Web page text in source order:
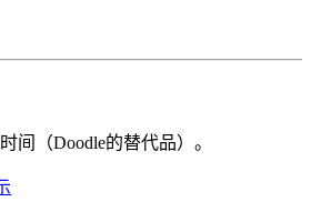
间（Doodle的替代品）。